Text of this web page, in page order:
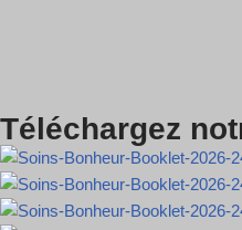
Téléchargez